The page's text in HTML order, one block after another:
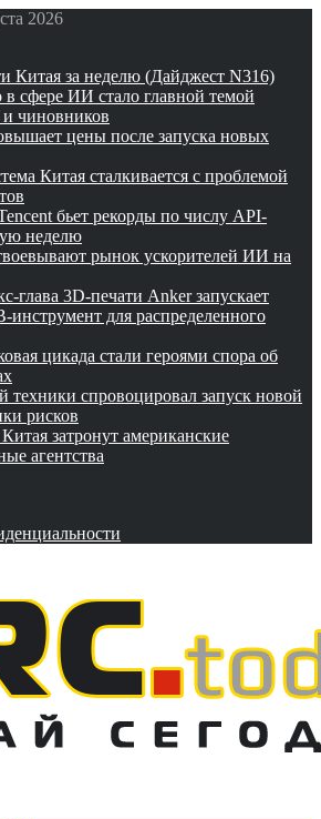
2026
Китая за неделю (Дайджест N316)
в сфере ИИ стало главной темой
чиновников
цены после запуска новых
Китая сталкивается с проблемой
бьет рекорды по числу API-
неделю
рынок ускорителей ИИ на
глава 3D-печати Anker запускает
инструмент для распределенного
цикада стали героями спора об
спровоцировал запуск новой
рисков
затронут американские
агентства